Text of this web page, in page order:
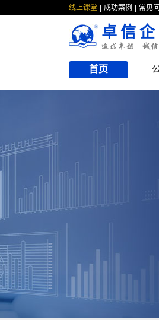
线上课堂 成功案例 常见
卓信
首页